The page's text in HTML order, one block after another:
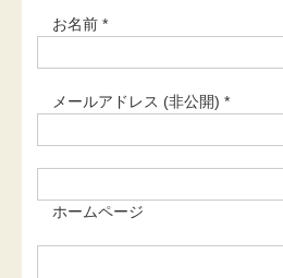
お名前 *
メールアドレス (非公開) *
ホームページ